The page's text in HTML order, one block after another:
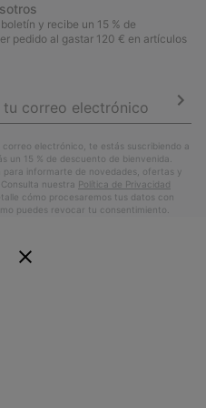
y recibe un 15 % de
pedido al gastar 120 € en artículos
electrónico, te estás suscribiendo a
un 15 % de descuento de bienvenida.
para informarte de novedades, ofertas y
nuestra
Política de Privacidad
cómo procesaremos tus datos con
puedes revocar tu consentimiento.